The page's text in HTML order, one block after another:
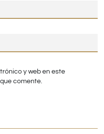
y web en este
comente.